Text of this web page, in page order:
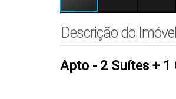
Descrição do Imóvel
Apto - 2 Suítes + 1